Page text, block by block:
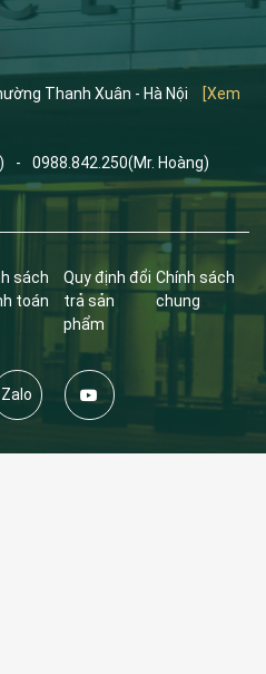
Thanh Xuân - Hà Nội
[Xem
- 0988.842.250(Mr. Hoàng)
sách
toán
Quy định đổi
trả sản
phẩm
Chính sách
chung
Zalo